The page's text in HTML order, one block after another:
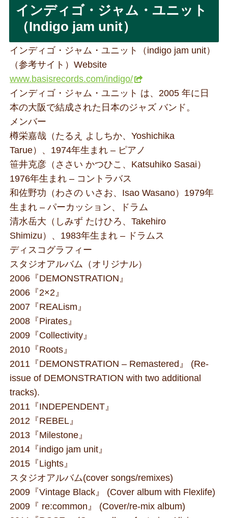
インディゴ・ジャム・ユニット
（Indigo jam unit）
インディゴ・ジャム・ユニット（indigo jam unit）
（参考サイト）Website
www.basisrecords.com/indigo/
インディゴ・ジャム・ユニット は、2005 年に日
本の大阪で結成された日本のジャズ バンド。
メンバー
樽栄嘉哉（たるえ よしちか、Yoshichika
Tarue）、1974年生まれ – ピアノ
笹井克彦（ささい かつひこ、Katsuhiko Sasai）
1976年生まれ – コントラバス
和佐野功（わさの いさお、Isao Wasano）1979年
生まれ – パーカッション、ドラム
清水岳大（しみず たけひろ、Takehiro
Shimizu）、1983年生まれ – ドラムス
ディスコグラフィー
スタジオアルバム（オリジナル）
2006『DEMONSTRATION』
2006『2×2』
2007『REALism』
2008『Pirates』
2009『Collectivity』
2010『Roots』
2011『DEMONSTRATION – Remastered』 (Re-
issue of DEMONSTRATION with two additional
tracks).
2011『INDEPENDENT』
2012『REBEL』
2013『Milestone』
2014『indigo jam unit』
2015『Lights』
スタジオアルバム(cover songs/remixes)
2009『Vintage Black』 (Cover album with Flexlife)
2009『 re:common』 (Cover/re-mix album)